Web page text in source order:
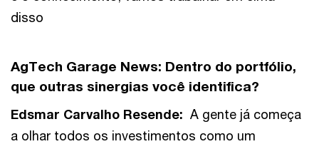
disso
AgTech Garage News: Dentro do portfólio,
que outras sinergias você identifica?
Edsmar Carvalho Resende: A gente já começa
a olhar todos os investimentos como um